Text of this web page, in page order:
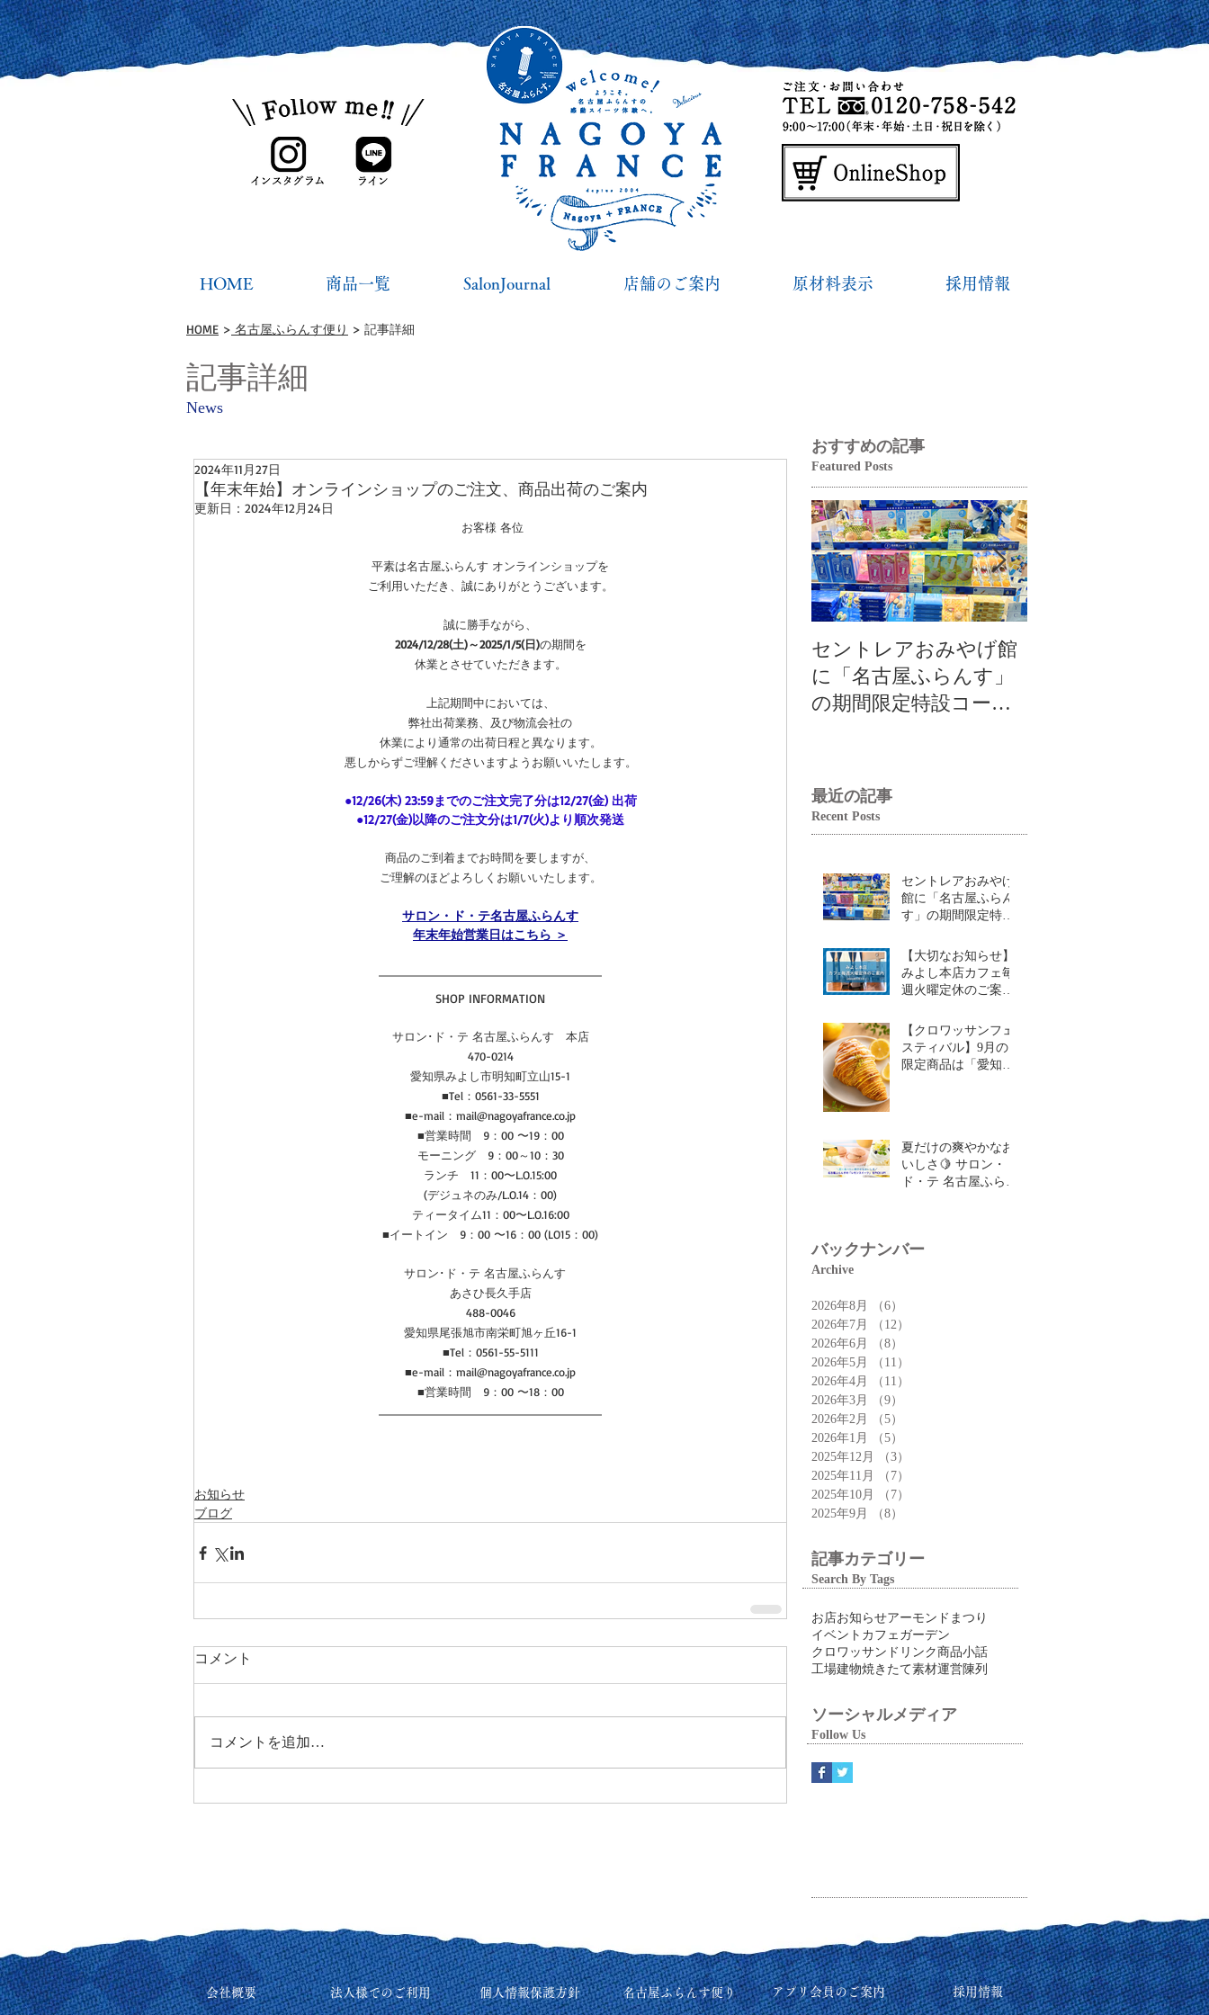
HOME 商品一覧 SalonJournal 店舗のご案内 原材料表示 採用情報
HOME > 名古屋ふらんす便り > 記事詳細
記事詳細
News
【年末年始】オンラインショップのご注文、商品出荷のご案内
2024年11月27日
更新日： 2024年12月24日
お客様 各位
平素は名古屋ふらんす オンラインショップを
ご利用いただき、誠にありがとうございます。
誠に勝手ながら、
2024/12/28(土)～2025/1/5(日)の期間を
休業とさせていただきます。
上記期間中においては、
弊社出荷業務、及び物流会社の
休業により通常の出荷日程と異なります。
悪しからずご理解くださいますようお願いいたします。
●12/26(木) 23:59までのご注文完了分は12/27(金) 出荷
●12/27(金)以降のご注文分は1/7(火)より順次発送
商品のご到着までお時間を要しますが、
ご理解のほどよろしくお願いいたします。
サロン・ド・テ名古屋ふらんす
年末年始営業日はこちら ＞
SHOP INFORMATION
サロン･ド・テ 名古屋ふらんす　本店
470-0214
愛知県みよし市明知町立山15-1
■Tel：0561-33-5551
■e-mail：mail@nagoyafrance.co.jp
■営業時間　9：00 〜19：00
モーニング　9：00～10：30
ランチ　11：00〜L.O.15:00
(デジュネのみ/L.O.14：00)
ティータイム11：00〜L.O.16:00
■イートイン　9：00 〜16：00 (LO15：00)
サロン･ド・テ 名古屋ふらんす
あさひ長久手店
488-0046
愛知県尾張旭市南栄町旭ヶ丘16-1
■Tel：0561-55-5111
■e-mail：mail@nagoyafrance.co.jp
■営業時間　9：00 〜18：00
お知らせ
ブログ
コメント
コメントを追加…
おすすめの記事
Featured Posts
セントレアおみやげ館
に「名古屋ふらんす」
の期間限定特設コーナ
最近の記事
Recent Posts
セントレアおみやげ
館に「名古屋ふらん
す」の期間限定特設
【大切なお知らせ】
みよし本店カフェ毎
週火曜定休のご案内
【クロワッサンフェ
スティバル】9月の
限定商品は「愛知牧
夏だけの爽やかなお
いしさ🍋 サロン・
ド・テ 名古屋ふらん
バックナンバー
Archive
2026年8月 （6）
2026年7月
（12）
2026年6月
（8）
2026年5月
（11）
2026年4月
（11）
2026年3月
（9）
2026年2月
（5）
2026年1月
（5）
2025年12月
（3）
2025年11月
（7）
2025年10月
（7）
2025年9月
（8）
記事カテゴリー
Search By Tags
お店お知らせアーモンドまつり
イベント カフェ ガーデン
クロワッサン ドリンク商品小話
工場建物焼きたて素材運営陳列
ソーシャルメディア
Follow Us
会社概要 法人様でのご利用 個人情報保護方針 名古屋ふらんす便り アプリ会員のご案内 採用情報